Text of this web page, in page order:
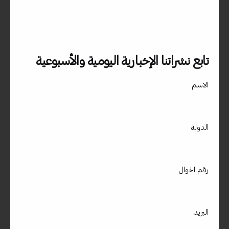
تجربتي.
تابع نشراتنا الإخبارية اليومية والأسبوعية
الاسم
الدولة
رقم الجوال
البريد